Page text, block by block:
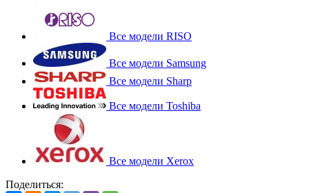
Все модели RISO
Все модели Samsung
Все модели Sharp
Все модели Toshiba
Все модели Xerox
Поделиться: